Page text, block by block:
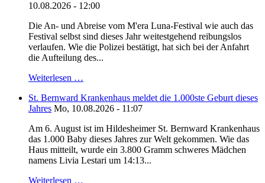
10.08.2026 - 12:00
Die An- und Abreise vom M'era Luna-Festival wie auch das
Festival selbst sind dieses Jahr weitestgehend reibungslos
verlaufen. Wie die Polizei bestätigt, hat sich bei der Anfahrt
die Aufteilung des...
Weiterlesen …
St. Bernward Krankenhaus meldet die 1.000ste Geburt dieses
Jahres Mo, 10.08.2026 - 11:07
Am 6. August ist im Hildesheimer St. Bernward Krankenhaus
das 1.000 Baby dieses Jahres zur Welt gekommen. Wie das
Haus mitteilt, wurde ein 3.800 Gramm schweres Mädchen
namens Livia Lestari um 14:13...
Weiterlesen …